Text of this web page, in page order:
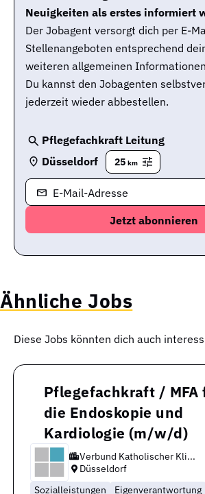
Neuigkeiten als erstes informiert
Der Jobagent versorgt dich per E-
Stellenangeboten entsprechend
weiteren allgemeinen
Du kannst den Jobagenten
jederzeit wieder abbestellen.
Pflegefachkraft Leitung
Düsseldorf
25 km
E-Mail-Adresse
Ähnliche Jobs
Diese Jobs könnten dich auch
Pflegefachkraft / MFA
die Endoskopie und
Kardiologie (m/w/d)
Verbund Katholischer Kli...
Düsseldorf
Sozialleistungen
Eigenverantwortung